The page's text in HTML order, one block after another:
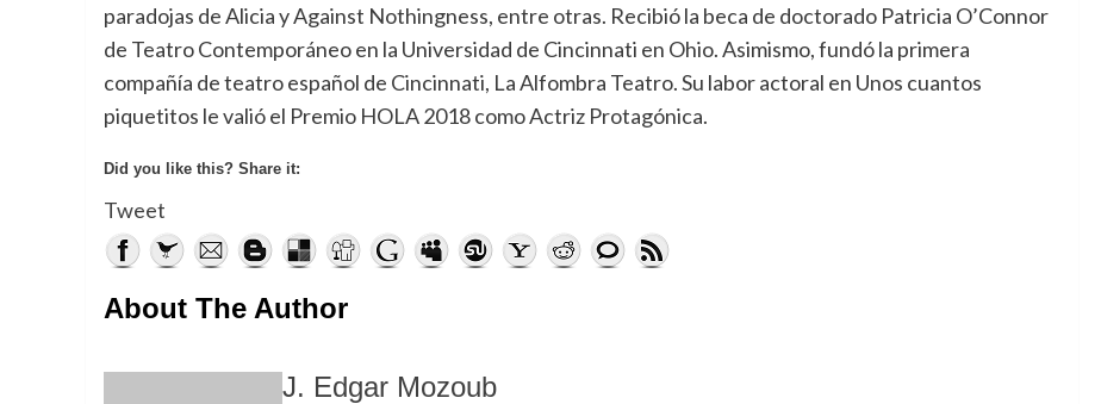
paradojas de Alicia y Against Nothingness, entre otras. Recibió la beca de doctorado Patricia O’Connor
de Teatro Contemporáneo en la Universidad de Cincinnati en Ohio. Asimismo, fundó la primera
compañía de teatro español de Cincinnati, La Alfombra Teatro. Su labor actoral en Unos cuantos
piquetitos le valió el Premio HOLA 2018 como Actriz Protagónica.
Did you like this? Share it:
Tweet
About The Author
J. Edgar Mozoub